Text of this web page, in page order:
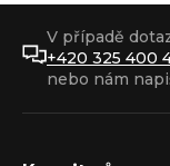
V případě
+420 325 400
nebo nám